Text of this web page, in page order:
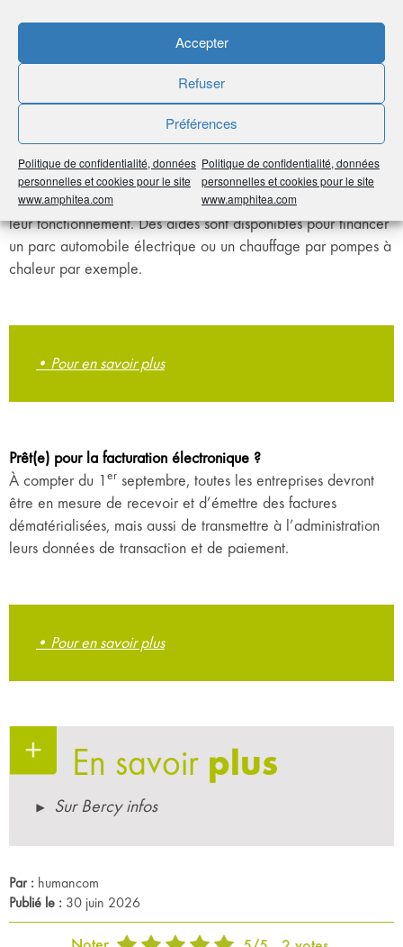
Accepter
Refuser
Préférences
Politique de confidentialité, données
personnelles et cookies pour le site
www.amphitea.com
Politique de confidentialité, données
personnelles et cookies pour le site
www.amphitea.com
Des aides pour l’électrification des entreprises
Avec le slogan « L’électricité c’est fantastique », le
gouvernement lance une campagne pour inciter les
entreprises à effectuer leur transition vers l’électrification de
leur fonctionnement. Des aides sont disponibles pour financer
un parc automobile électrique ou un chauffage par pompes à
chaleur par exemple.
• Pour en savoir plus
Prêt(e) pour la facturation électronique ?
À compter du 1 er septembre, toutes les entreprises devront
être en mesure de recevoir et d’émettre des factures
dématérialisées, mais aussi de transmettre à l’administration
leurs données de transaction et de paiement.
• Pour en savoir plus
En savoir plus
Sur Bercy infos
Par : humancom
Publié le : 30 juin 2026